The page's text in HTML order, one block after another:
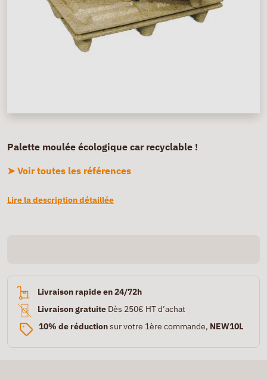
Palette moulée écologique car recyclable !
➤ Voir toutes les références
Lire la description détaillée
Livraison rapide en 24/72h
Livraison gratuite Dès 250€ HT d’achat
10% de réductionsur votre 1ère commande, NEW10L